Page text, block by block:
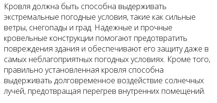
Кровля должна быть способна выдерживать
экстремальные погодные условия, такие как сильные
ветры, снегопады и град. Надежные и прочные
кровельные конструкции помогают предотвратить
повреждения здания и обеспечивают его защиту даже в
самых неблагоприятных погодных условиях. Кроме того,
правильно установленная кровля способна
выдерживать долговременное воздействие солнечных
лучей, предотвращая перегрев внутренних помещений.